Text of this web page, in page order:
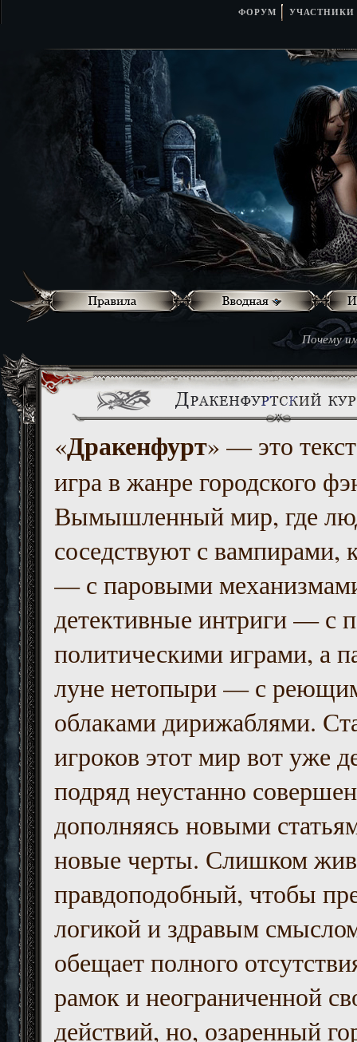
ФОРУМ УЧАСТНИКИ
Почему
«Дракенфурт» — это
игра в жанре городского
Вымышленный мир, где
соседствуют с вампирами,
— с паровыми
детективные интриги — с
политическими играми, а
луне нетопыри — с
облаками дирижаблями.
игроков этот мир вот уже
подряд неустанно
дополняясь новыми
новые черты. Слишком
правдоподобный, чтобы
логикой и здравым
обещает полного
рамок и неограниченной
действий, но, озаренный